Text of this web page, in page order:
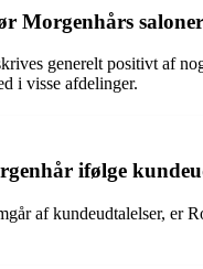
Morgenhårs
generelt positivt af
i visse afdelinger.
ifølge
af kundeudtalelser, er